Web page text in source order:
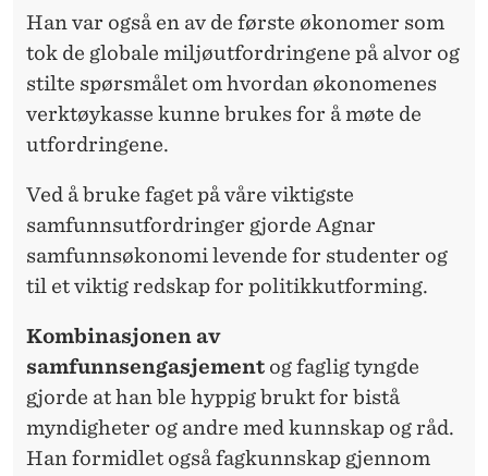
Han var også en av de første økonomer som
tok de globale miljøutfordringene på alvor og
stilte spørsmålet om hvordan økonomenes
verktøykasse kunne brukes for å møte de
utfordringene.
Ved å bruke faget på våre viktigste
samfunnsutfordringer gjorde Agnar
samfunnsøkonomi levende for studenter og
til et viktig redskap for politikkutforming.
Kombinasjonen av
samfunnsengasjement og faglig tyngde
gjorde at han ble hyppig brukt for bistå
myndigheter og andre med kunnskap og råd.
Han formidlet også fagkunnskap gjennom